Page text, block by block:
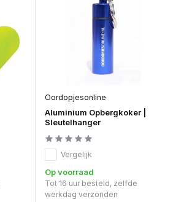
Oordopjesonline
Aluminium Opbergkoker |
Sleutelhanger
Vergelijk
Op voorraad
Tot 16 uur besteld, zelfde
werkdag verzonden